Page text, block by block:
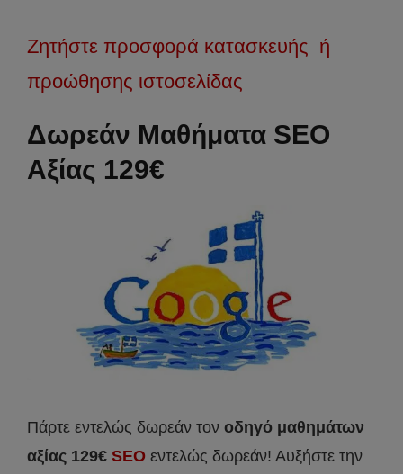
Ζητήστε προσφορά κατασκευής ή
προώθησης ιστοσελίδας
Δωρεάν Μαθήματα SEO
Αξίας 129€
Πάρτε εντελώς δωρεάν τον οδηγό μαθημάτων
αξίας 129€ SEO εντελώς δωρεάν! Αυξήστε την